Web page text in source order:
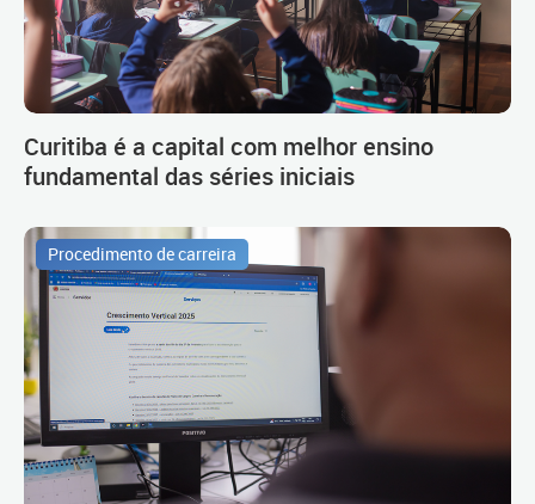
Curitiba é a capital com melhor ensino
fundamental das séries iniciais
Procedimento de carreira